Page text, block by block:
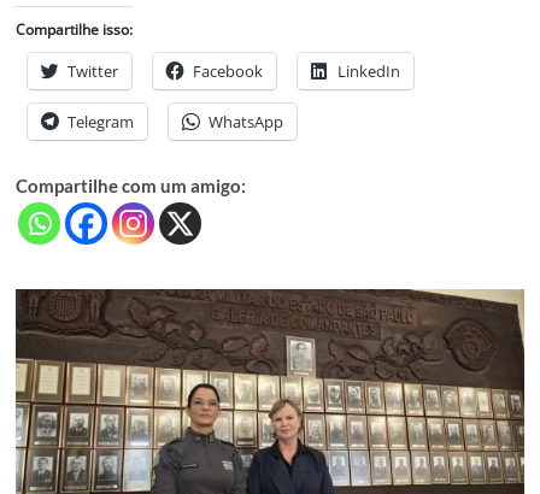
Compartilhe isso:
Twitter Facebook LinkedIn
Telegram WhatsApp
Compartilhe com um amigo: